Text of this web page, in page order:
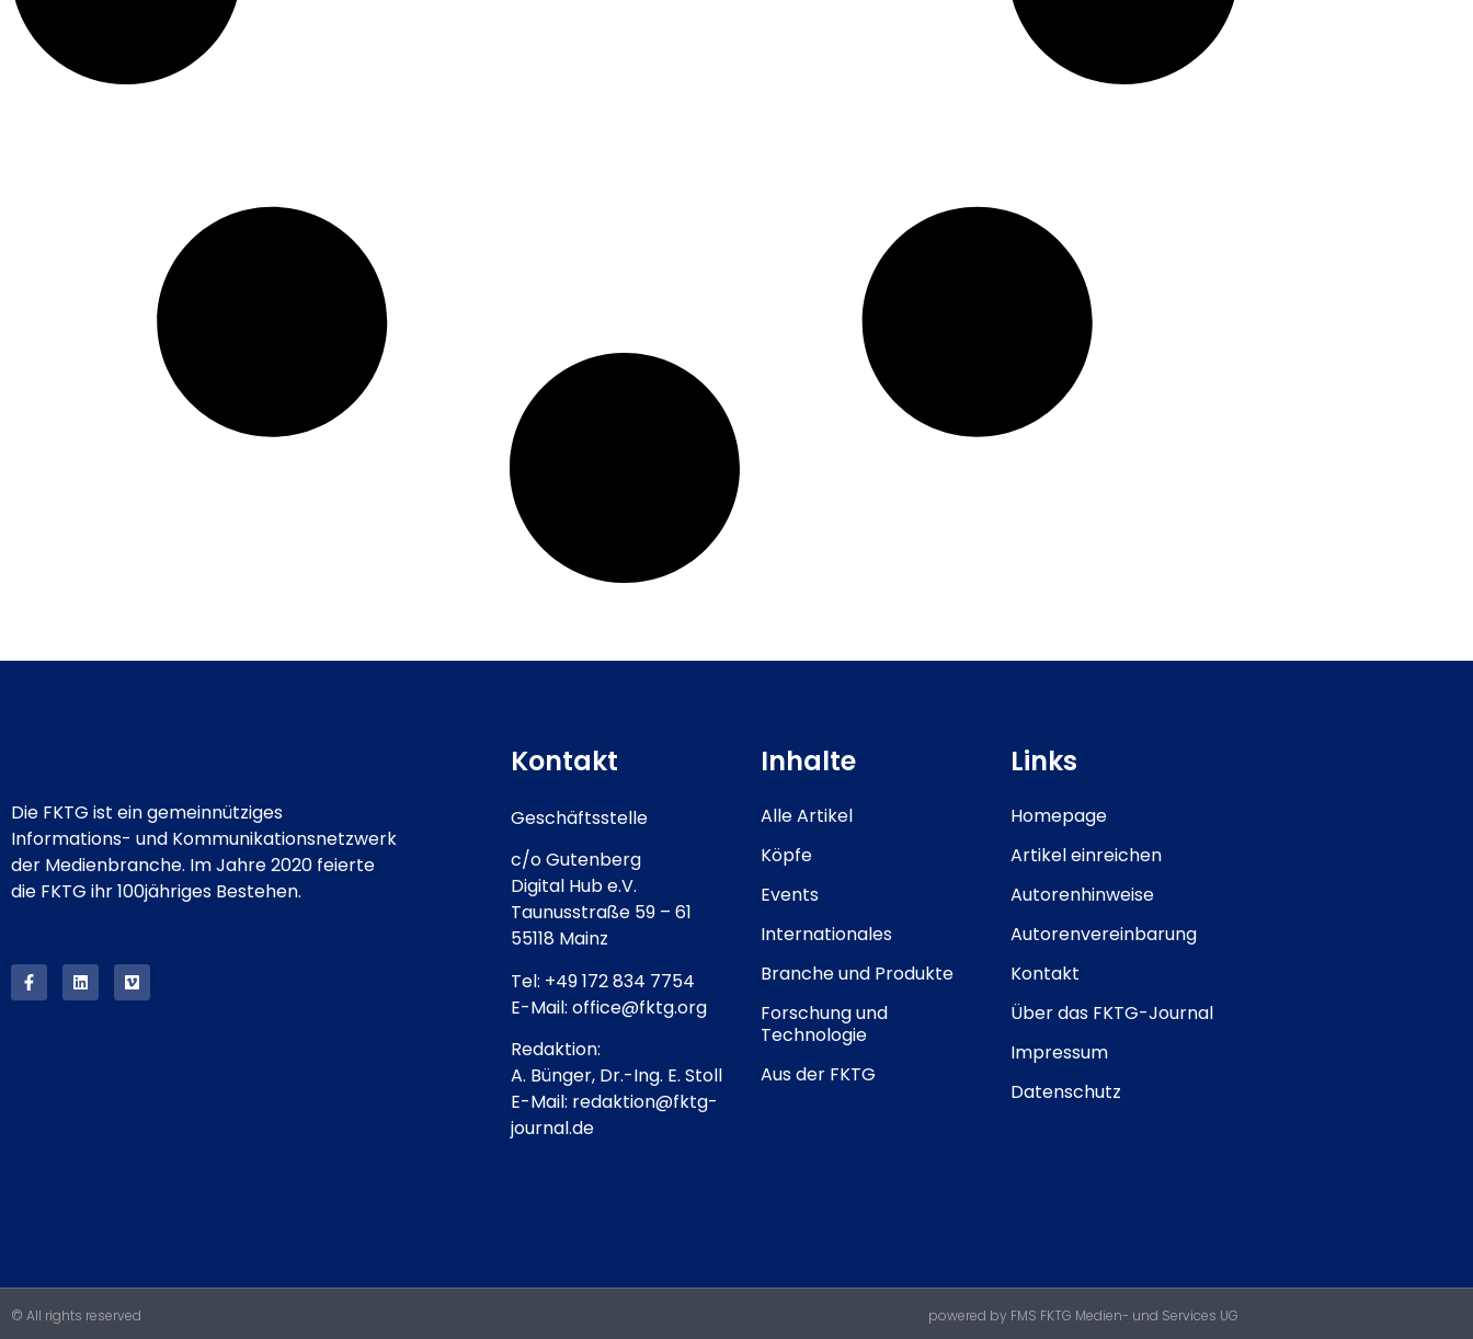
Die FKTG ist ein gemeinnütziges
Informations- und Kommunikationsnetzwerk
der Medienbranche. Im Jahre 2020 feierte
die FKTG ihr 100jähriges Bestehen.
Kontakt
Geschäftsstelle
c/o Gutenberg
Digital Hub e.V.
Taunusstraße 59 – 61
55118 Mainz
Tel: +49 172 834 7754
E-Mail: office@fktg.org
Redaktion:
A. Bünger, Dr.-Ing. E. Stoll
E-Mail: redaktion@fktg-
journal.de
Inhalte
Alle Artikel
Köpfe
Events
Internationales
Branche und Produkte
Forschung und
Technologie
Aus der FKTG
Links
Homepage
Artikel einreichen
Autorenhinweise
Autorenvereinbarung
Kontakt
Über das FKTG-Journal
Impressum
Datenschutz
© All rights reserved powered by FMS FKTG Medien- und Services UG